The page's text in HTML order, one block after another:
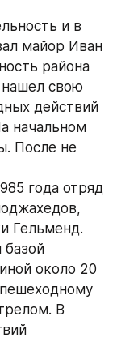
и в
майор Иван
района
нашел свою
действий
начальном
После не
года отряд
Гельменд.
около 20
В